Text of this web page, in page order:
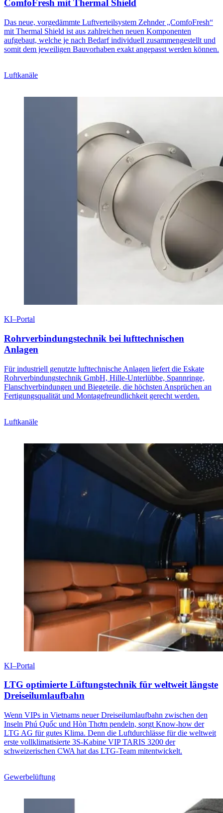
ComfoFresh mit Thermal Shield
Das neue, vorgedämmte Luftverteilsystem Zehnder „ComfoFresh“
mit Thermal Shield ist aus zahlreichen neuen Komponenten
aufgebaut, welche je nach Bedarf individuell zusammengestellt und
somit dem jeweiligen Bauvorhaben exakt angepasst werden können.
Luftkanäle
KI–Portal
Rohrverbindungstechnik bei lufttechnischen
Anlagen
Für industriell genutzte lufttechnische Anlagen liefert die Eskate
Rohrverbindungstechnik GmbH, Hille-Unterlübbe, Spannringe,
Flanschverbindungen und Biegeteile, die höchsten Ansprüchen an
Fertigungsqualität und Montagefreundlichkeit gerecht werden.
Luftkanäle
KI–Portal
LTG optimierte Lüftungstechnik für weltweit längste
Dreiseilumlaufbahn
Wenn VIPs in Vietnams neuer Dreiseilumlaufbahn zwischen den
Inseln Phú Quốc und Hòn Thơm pendeln, sorgt Know-how der
LTG AG für gutes Klima. Denn die Luftdurchlässe für die weltweit
erste vollklimatisierte 3S-Kabine VIP TARIS 3200 der
schweizerischen CWA hat das LTG-Team mitentwickelt.
Gewerbelüftung